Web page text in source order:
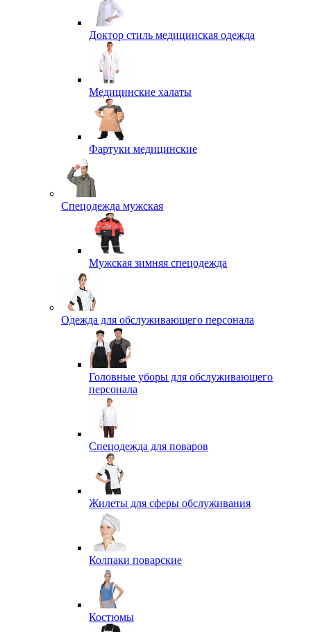
Доктор стиль медицинская одежда
Медицинские халаты
Фартуки медицинские
Спецодежда мужская
Мужская зимняя спецодежда
Одежда для обслуживающего персонала
Головные уборы для обслуживающего
персонала
Спецодежда для поваров
Жилеты для сферы обслуживания
Колпаки поварские
Костюмы